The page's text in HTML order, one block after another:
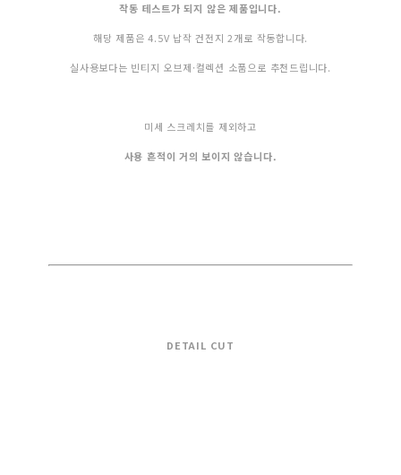
작동 테스트가 되지 않은 제품입니다.
해당 제품은 4.5V 납작 건전지 2개로 작동합니다.
실사용보다는 빈티지 오브제·컬렉션 소품으로 추천드립니다.
미세 스크레치를 제외하고
사용 흔적이 거의 보이지 않습니다.
DETAIL CUT